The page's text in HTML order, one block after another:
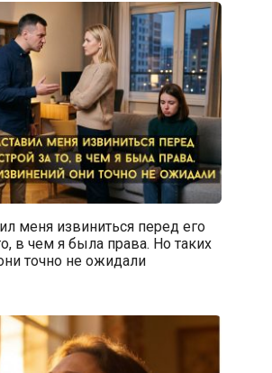
меня извиниться перед его
в чем я была права. Но таких
точно не ожидали